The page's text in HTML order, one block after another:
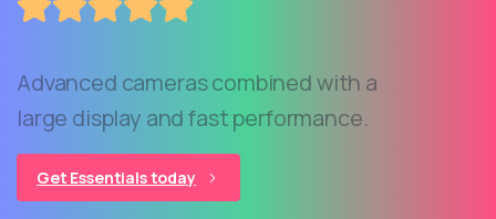
Advanced cameras combined with a
large display and fast performance.
Get Essentials today